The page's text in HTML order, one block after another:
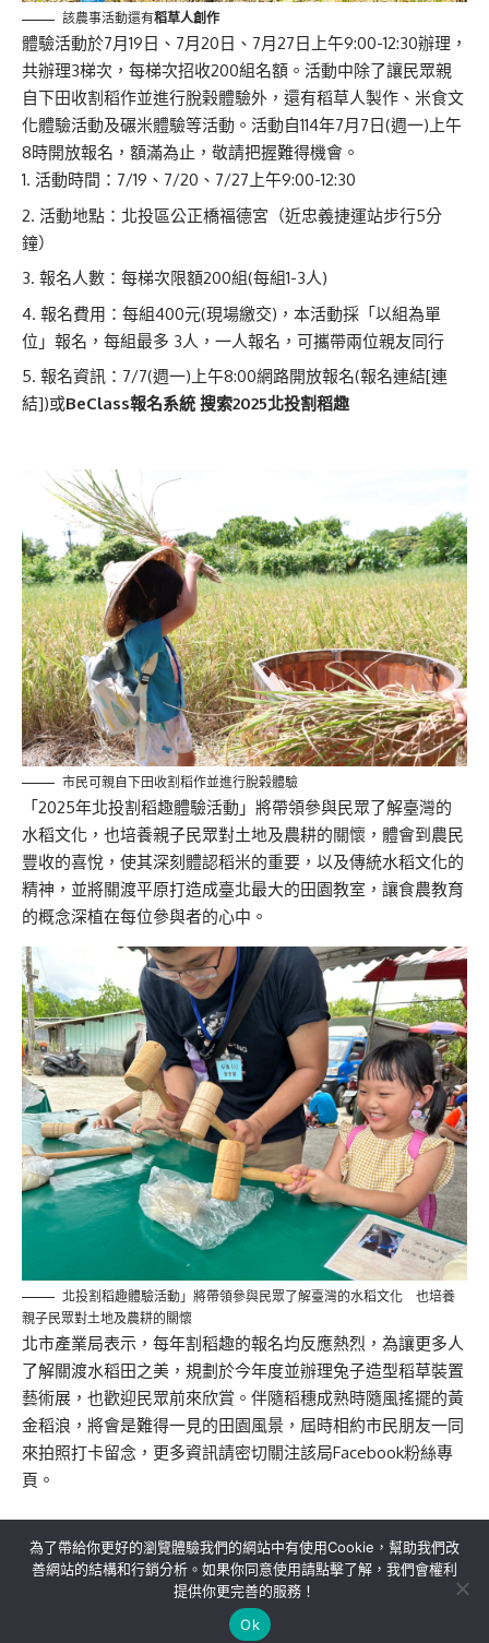
該農事活動還有稻草人創作
體驗活動於7月19日、7月20日、7月27日上午9:00-12:30辦理，
共辦理3梯次，每梯次招收200組名額。活動中除了讓民眾親
自下田收割稻作並進行脫榖體驗外，還有稻草人製作、米食文
化體驗活動及碾米體驗等活動。活動自114年7月7日(週一)上午
8時開放報名，額滿為止，敬請把握難得機會。
活動時間：7/19、7/20、7/27上午9:00-12:30
活動地點：北投區公正橋福德宮（近忠義捷運站步行5分
鐘）
報名人數：每梯次限額200組(每組1-3人)
報名費用：每組400元(現場繳交)，本活動採「以組為單
位」報名，每組最多 3人，一人報名，可攜帶兩位親友同行
報名資訊：7/7(週一)上午8:00網路開放報名(報名連結[連
結])或BeClass報名系統 搜索2025北投割稻趣
市民可親自下田收割稻作並進行脫榖體驗
「2025年北投割稻趣體驗活動」將帶領參與民眾了解臺灣的
水稻文化，也培養親子民眾對土地及農耕的關懷，體會到農民
豐收的喜悅，使其深刻體認稻米的重要，以及傳統水稻文化的
精神，並將關渡平原打造成臺北最大的田園教室，讓食農教育
的概念深植在每位參與者的心中。
北投割稻趣體驗活動」將帶領參與民眾了解臺灣的水稻文化 也培養
親子民眾對土地及農耕的關懷
北市產業局表示，每年割稻趣的報名均反應熱烈，為讓更多人
了解關渡水稻田之美，規劃於今年度並辦理兔子造型稻草裝置
藝術展，也歡迎民眾前來欣賞。伴隨稻穗成熟時隨風搖擺的黃
金稻浪，將會是難得一見的田園風景，屆時相約市民朋友一同
來拍照打卡留念，更多資訊請密切關注該局Facebook粉絲專
頁。
關於我們 隱私權政策 聯絡我們
為了帶給你更好的瀏覽體驗我們的網站中有使用Cookie，幫助我們改
善網站的結構和行銷分析。如果你同意使用請點擊了解，我們會權利
提供你更完善的服務！
Ok